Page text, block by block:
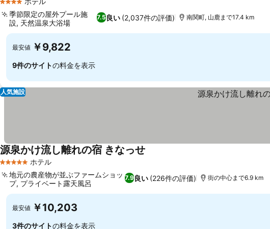
4 ホテルのランク
7.5良い (2,037件の評価)
季節限定の屋外プール施
設, 天然温泉大浴場
南関町, 山鹿まで17.4 km
最安値 ￥9,822
9件のサイトの料金を表示
人気施設
5 ホテルのランク
ホテル
源泉かけ流し離れの宿 きなっせ
7.9良い (226件の評価)
地元の農産物が並ぶファームショッ
プ, プライベート露天風呂
街の中心まで6.9 km
最安値 ￥10,203
3件のサイトの料金を表示